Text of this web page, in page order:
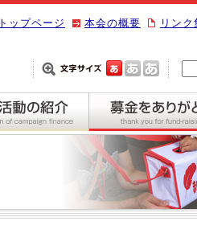
リンク
本会の概要
トップページ